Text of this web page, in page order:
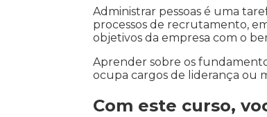
Administrar pessoas é uma
processos de recrutamento,
objetivos da empresa com o
Aprender sobre os
ocupa cargos de liderança ou
Com este curso,